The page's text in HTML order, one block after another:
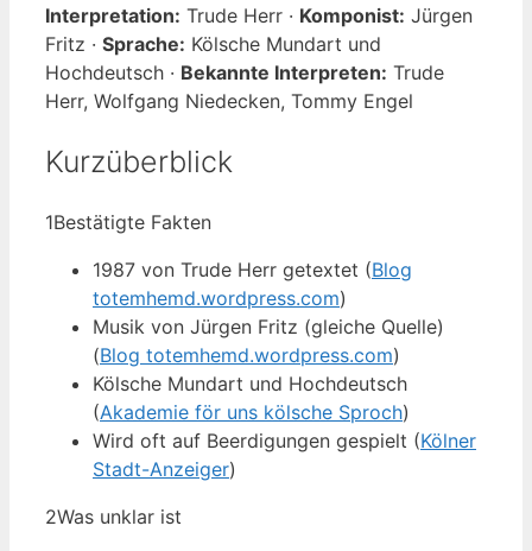
Interpretation: Trude Herr · Komponist: Jürgen
Fritz · Sprache: Kölsche Mundart und
Hochdeutsch · Bekannte Interpreten: Trude
Herr, Wolfgang Niedecken, Tommy Engel
Kurzüberblick
1Bestätigte Fakten
1987 von Trude Herr getextet (Blog
totemhemd.wordpress.com)
Musik von Jürgen Fritz (gleiche Quelle)
(Blog totemhemd.wordpress.com)
Kölsche Mundart und Hochdeutsch
(Akademie för uns kölsche Sproch)
Wird oft auf Beerdigungen gespielt (Kölner
Stadt-Anzeiger)
2Was unklar ist